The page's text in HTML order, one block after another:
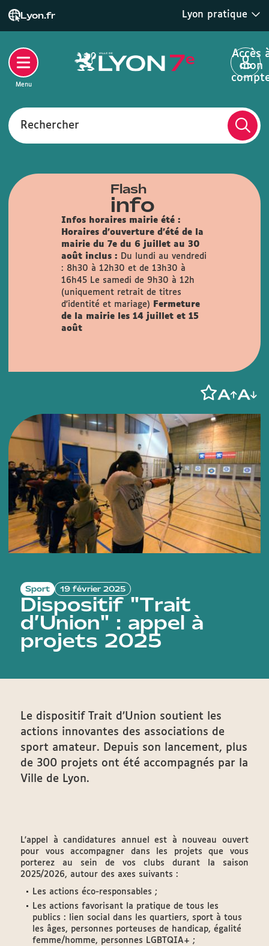
Lyon.fr Lyon pratique
Rechercher
Accès
mon
Menu
Flash
info
Infos horaires mairie été :
Horaires d'ouverture d'été de la
mairie du 7e du 6 juillet au 30
août inclus :
Du lundi au vendredi
: 8h30 à 12h30 et de 13h30 à
16h45
Le samedi de 9h30 à 12h
(uniquement retrait de titres
d'identité et mariage)
Fermeture
de la mairie les 14 juillet et 15
août
Sport 19 février 2025
Dispositif "Trait
d’Union" : appel à
projets 2025
Le dispositif Trait d’Union soutient les
actions innovantes des associations de
sport amateur. Depuis son lancement, plus
de 300 projets ont été accompagnés par la
Ville de Lyon.
L'appel à candidatures annuel est à nouveau ouvert
pour vous accompagner dans les projets que vous
porterez au sein de vos clubs durant la saison
2025/2026, autour des axes suivants :
Les actions éco-responsables ;
Les actions favorisant la pratique de tous les
publics : lien social dans les quartiers, sport à tous
les âges, personnes porteuses de handicap, égalité
femme/homme, personnes LGBTQIA+ ;